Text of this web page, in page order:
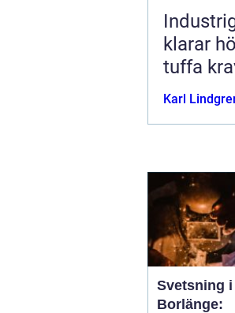
klarar
tuffa
Karl
Svetsning i
Borlänge: